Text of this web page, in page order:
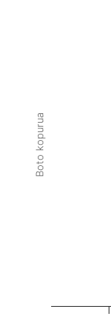
Boto kopurua